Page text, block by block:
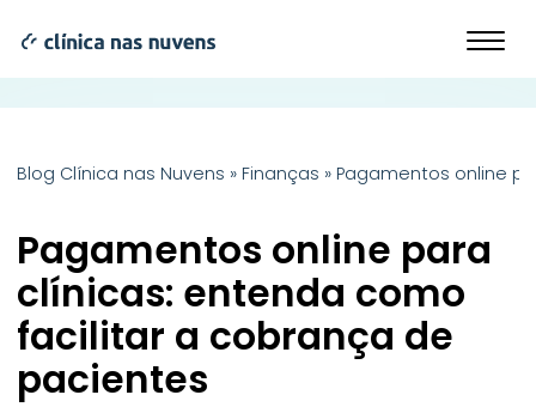
Blog Clínica nas Nuvens » Finanças » Pagamentos online
Pagamentos online para
clínicas: entenda como
facilitar a cobrança de
pacientes